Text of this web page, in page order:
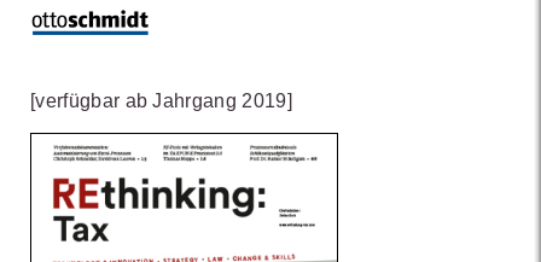
[verfügbar ab Jahrgang 2019]